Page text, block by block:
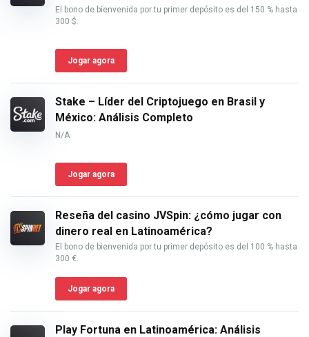
El bono de bienvenida por tu primer depósito es del 150 % hasta
300 $.
Jogar agora
Stake – Líder del Criptojuego en Brasil y
México: Análisis Completo
N/A
Jogar agora
Reseña del casino JVSpin: ¿cómo jugar con
dinero real en Latinoamérica?
El bono de bienvenida por tu primer depósito es del 100 % hasta
300 €.
Jogar agora
Play Fortuna en Latinoamérica: Análisis